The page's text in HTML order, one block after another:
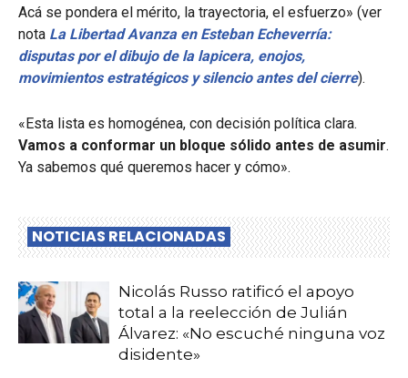
Acá se pondera el mérito, la trayectoria, el esfuerzo» (ver
nota La Libertad Avanza en Esteban Echeverría:
disputas por el dibujo de la lapicera, enojos,
movimientos estratégicos y silencio antes del cierre).
«Esta lista es homogénea, con decisión política clara.
Vamos a conformar un bloque sólido antes de asumir.
Ya sabemos qué queremos hacer y cómo».
NOTICIAS RELACIONADAS
Nicolás Russo ratificó el apoyo
total a la reelección de Julián
Álvarez: «No escuché ninguna voz
disidente»